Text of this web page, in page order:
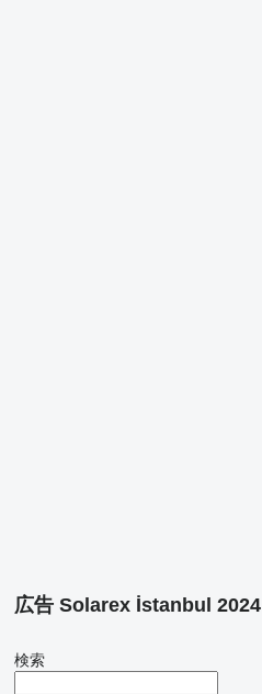
広告 Solarex İstanbul 2024
検索